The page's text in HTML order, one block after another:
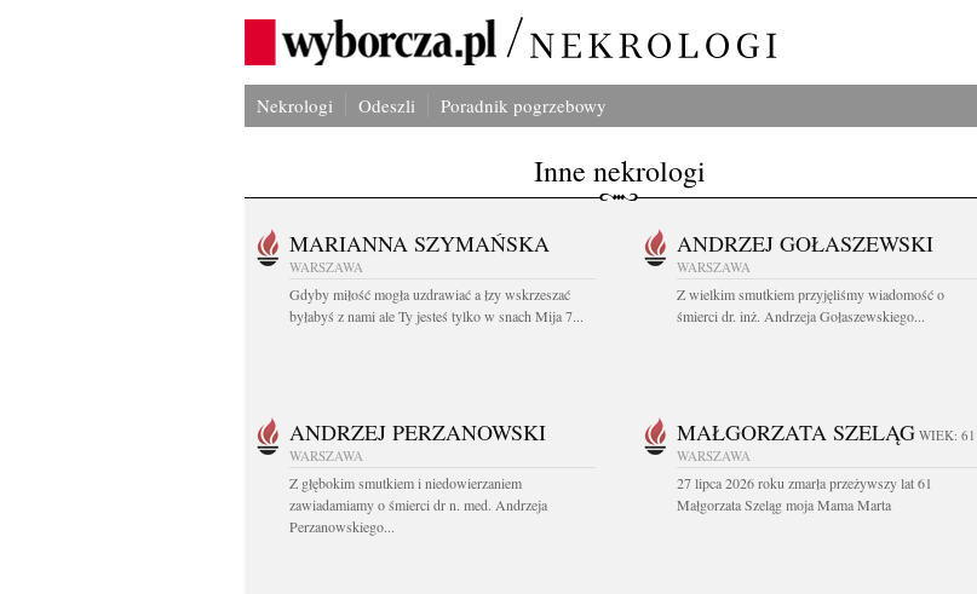
Nekrologi Odeszli Poradnik pogrzebowy
Inne nekrologi
MARIANNA SZYMAŃSKA
WARSZAWA
Gdyby miłość mogła uzdrawiać a łzy wskrzeszać
byłabyś z nami ale Ty jesteś tylko w snach Mija 7...
ANDRZEJ GOŁASZEWSKI
WARSZAWA
Z wielkim smutkiem przyjęliśmy wiadomość o
śmierci dr. inż. Andrzeja Gołaszewskiego...
ANDRZEJ PERZANOWSKI
WARSZAWA
Z głębokim smutkiem i niedowierzaniem
zawiadamiamy o śmierci dr n. med. Andrzeja
Perzanowskiego...
MAŁGORZATA SZELĄG WIEK: 61
WARSZAWA
27 lipca 2026 roku zmarła przeżywszy lat 61
Małgorzata Szeląg moja Mama Marta